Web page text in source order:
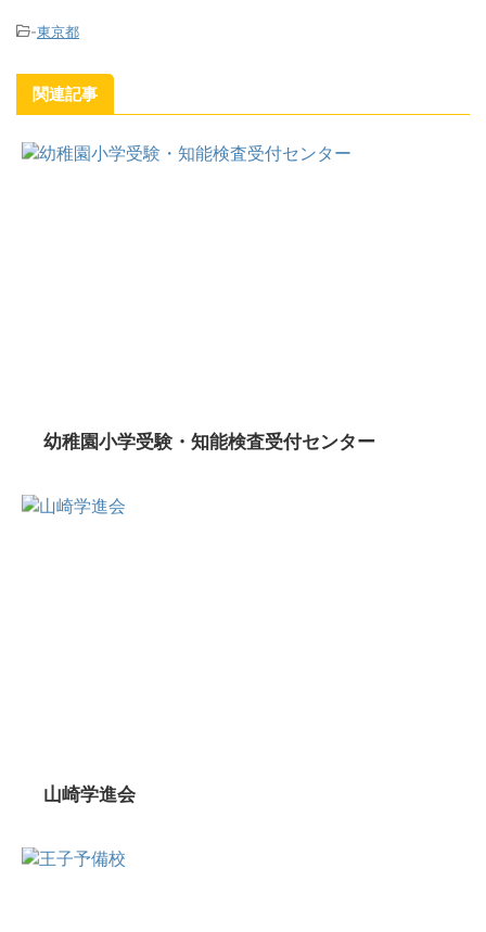
-東京都
関連記事
幼稚園小学受験・知能検査受付センター
山崎学進会